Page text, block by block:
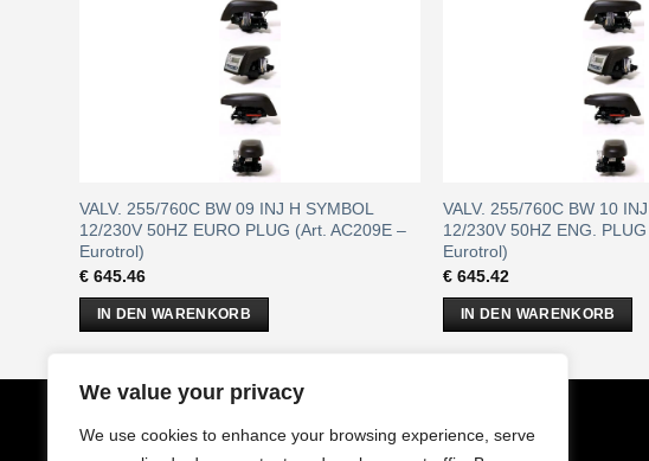
We value your privacy
We use cookies to enhance your browsing experience, serve
VALV. 255/760C BW 09 INJ H SYMBOL
12/230V 50HZ EURO PLUG (Art. AC209E –
Eurotrol)
€645.46
IN DEN WARENKORB
VALV. 255/760C BW 10
12/230V 50HZ ENG.
Eurotrol)
€ 645.42
IN DEN WARENKORB
CobrAmGmbH
Impressum